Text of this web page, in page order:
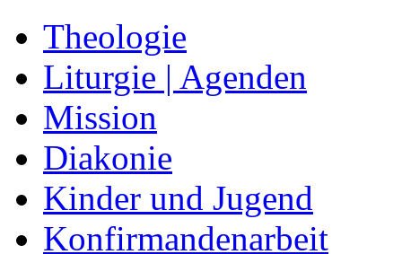
Theologie
Liturgie | Agenden
Mission
Diakonie
Kinder und Jugend
Konfirmandenarbeit